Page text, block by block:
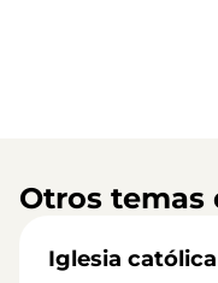
Otros temas
Iglesia católica